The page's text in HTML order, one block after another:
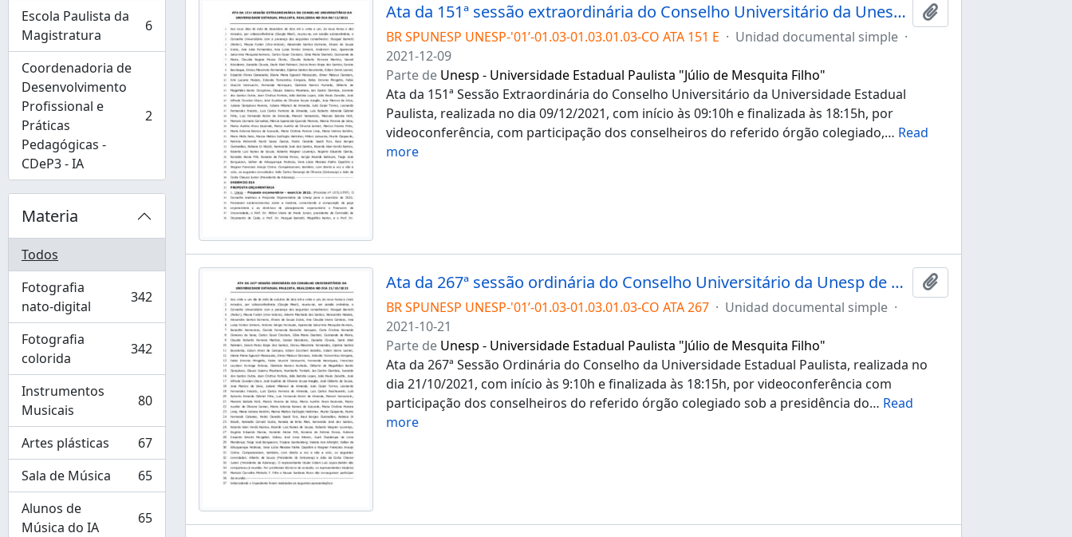
Escola Paulista da
Magistratura
, 6 resultados 6
Coordenadoria de
Desenvolvimento
Profissional e
Práticas
Pedagógicas -
CDeP3 - IA
, 2 resultados 2
Materia
Todos
Fotografia
nato-digital
, 342 resultados 342
Fotografia
colorida
, 342 resultados 342
Instrumentos
Musicais
, 80 resultados 80
Artes plásticas
, 67 resultados
67
Sala de Música
, 65 resultados
65
Alunos de
Música do IA
, 65 resultados 65
Ata da 151ª sessão extraordinária do Conselho Universitário da Unesp de 09/12/2021
Añadir al
BR SPUNESP UNESP-'01’-01.03-01.03.01.03-CO ATA 151 E · Unidad documental simple ·
2021-12-09
Parte de Unesp - Universidade Estadual Paulista "Júlio de Mesquita Filho"
Ata da 151ª Sessão Extraordinária do Conselho Universitário da Universidade Estadual
Paulista, realizada no dia 09/12/2021, com início às 09:10h e finalizada às 18:15h, por
videoconferência, com participação dos conselheiros do referido órgão colegiado,… Read
more
Ata da 267ª sessão ordinária do Conselho Universitário da Unesp de 21/10/2021
Añadir al
BR SPUNESP UNESP-'01’-01.03-01.03.01.03-CO ATA 267 · Unidad documental simple ·
2021-10-21
Parte de Unesp - Universidade Estadual Paulista "Júlio de Mesquita Filho"
Ata da 267ª Sessão Ordinária do Conselho da Universidade Estadual Paulista, realizada no
dia 21/10/2021, com início às 9:10h e finalizada às 18:15h, por videoconferência com
participação dos conselheiros do referido órgão colegiado sob a presidência do… Read
more